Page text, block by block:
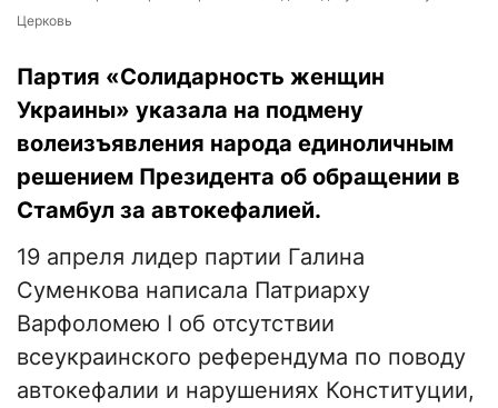
Церковь
Партия «Солидарность женщин
Украины» указала на подмену
волеизъявления народа единоличным
решением Президента об обращении в
Стамбул за автокефалией.
19 апреля лидер партии Галина
Суменкова написала Патриарху
Варфоломею I об отсутствии
всеукраинского референдума по поводу
автокефалии и нарушениях Конституции,